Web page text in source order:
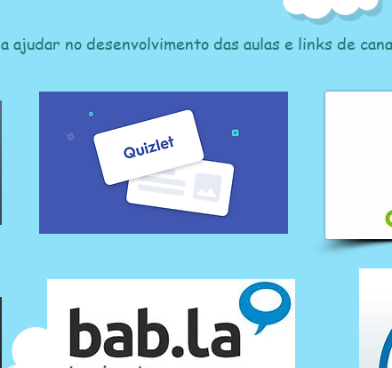
no desenvolvimento das aulas e links de